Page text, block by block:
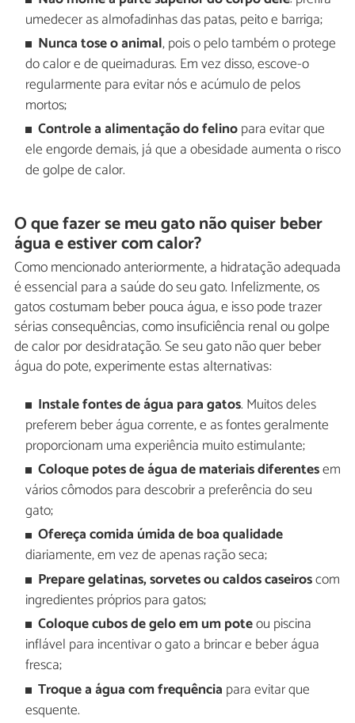
umedecer as almofadinhas das patas, peito e barriga;
Nunca tose o animal, pois o pelo também o protege
do calor e de queimaduras. Em vez disso, escove-o
regularmente para evitar nós e acúmulo de pelos
mortos;
Controle a alimentação do felinopara evitar que
ele engorde demais, já que a obesidade aumenta o risco
de golpe de calor.
O que fazer se meu gato não quiser beber
água e estiver com calor?
Como mencionado anteriormente, a hidratação adequada
é essencial para a saúde do seu gato. Infelizmente, os
gatos costumam beber pouca água, e isso pode trazer
sérias consequências, como insuficiência renal ou golpe
de calor por desidratação. Se seu gato não quer beber
água do pote, experimente estas alternativas:
Instale fontes de água para gatos. Muitos deles
preferem beber água corrente, e as fontes geralmente
proporcionam uma experiência muito estimulante;
Coloque potes de água de materiais diferentesem
vários cômodos para descobrir a preferência do seu
gato;
Ofereça comida úmida de boa qualidade
diariamente, em vez de apenas ração seca;
Prepare gelatinas, sorvetes ou caldos caseiroscom
ingredientes próprios para gatos;
Coloque cubos de gelo em um poteou piscina
inflável para incentivar o gato a brincar e beber água
fresca;
Troque a água com frequência para evitar que
esquente.